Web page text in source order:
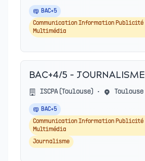
BAC+5
Communication Information Publicité
Multimédia
BAC+4/5 - JOURNALISME
ISCPA (Toulouse) • Toulouse
BAC+5
Communication Information Publicité
Multimédia
Journalisme